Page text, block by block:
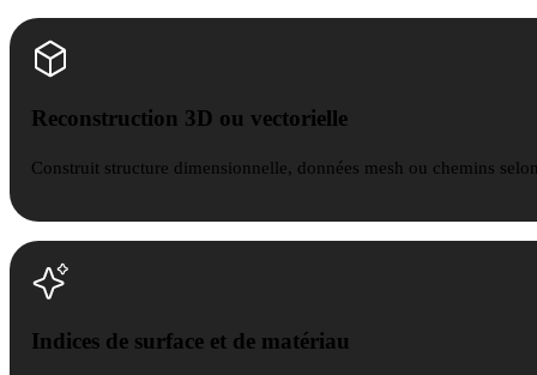
Reconstruction 3D ou vectorielle
Construit structure dimensionnelle, données mesh ou chemins
Indices de surface et de matériau